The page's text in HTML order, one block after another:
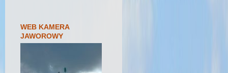
WEB KAMERA
JAWOROWY